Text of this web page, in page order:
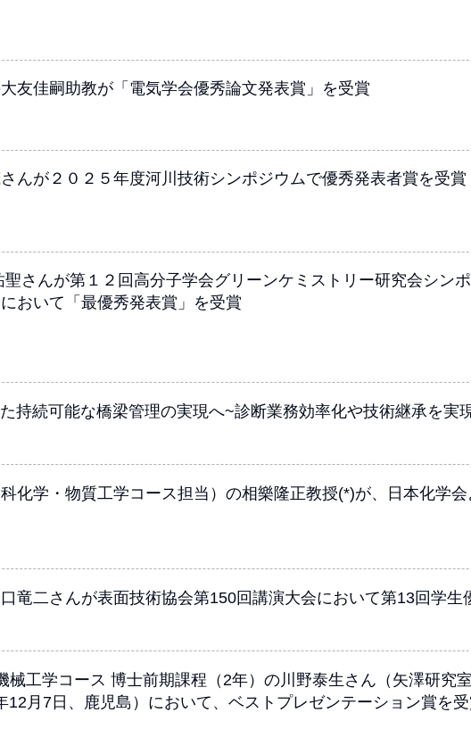
友佳嗣助教が「電気学会優秀論文発表賞」を受賞
んが２０２５年度河川技術シンポジウムで優秀発表者賞を受賞
さんが第１２回高分子学会グリーンケミストリー研究会シン
おいて「最優秀発表賞」を受賞
持続可能な橋梁管理の実現へ~診断業務効率化や技術継承を実
化学・物質工学コース担当）の相樂隆正教授(*)が、日本化学
竜二さんが表面技術協会第150回講演大会において第13回学生
械工学コース 博士前期課程（2年）の川野泰生さん（矢澤研究
月7日、鹿児島）において、ベストプレゼンテーション賞を受